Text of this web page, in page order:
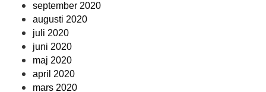
september 2020
augusti 2020
juli 2020
juni 2020
maj 2020
april 2020
mars 2020